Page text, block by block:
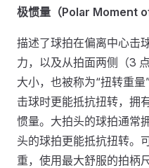
极惯量（Polar Moment
描述了球拍在偏离中心击
力，以及从拍面两侧（3
大小，也被称为“扭转重
击球时更能抵抗扭转，拥
惯量。大拍头的球拍通常
头的球拍更能抵抗扭转。
重，使用最大舒服的拍柄